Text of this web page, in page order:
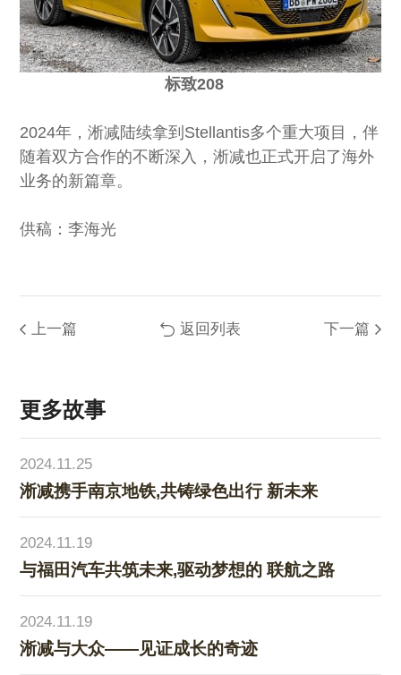
标致208
2024年，淅减陆续拿到Stellantis多个重大项目，伴
随着双方合作的不断深入，淅减也正式开启了海外
业务的新篇章。
供稿：李海光
上一篇 返回列表 下一篇
更多故事
2024.11.25
淅减携手南京地铁,共铸绿色出行 新未来
2024.11.19
与福田汽车共筑未来,驱动梦想的 联航之路
2024.11.19
淅减与大众——见证成长的奇迹